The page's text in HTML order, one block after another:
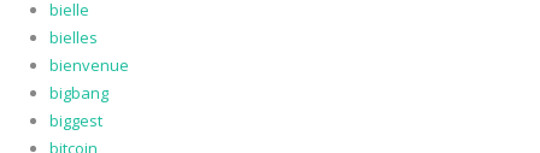
bielle
bielles
bienvenue
bigbang
biggest
bitcoin